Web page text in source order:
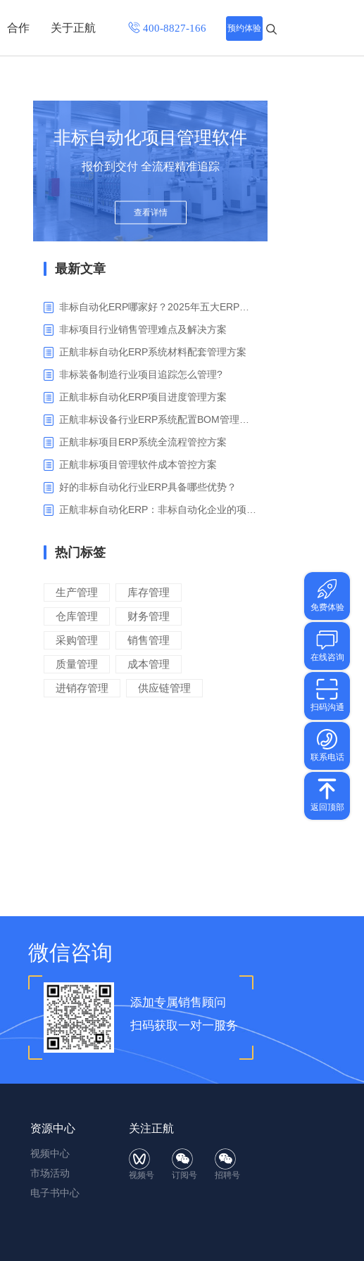
合作 关于正航
正航历程
正航文化
联系正航
网站导航
预约体验
非标自动化项目管理软件
报价到交付 全流程精准追踪
查看详情
最新文章
非标项目行业销售管理难点及解决方案
正航非标自动化ERP系统材料配套管理方案
非标装备制造行业项目追踪怎么管理?
正航非标自动化ERP项目进度管理方案
正航非标项目ERP系统全流程管控方案
正航非标项目管理软件成本管控方案
好的非标自动化行业ERP具备哪些优势？
热门标签
生产管理
库存管理
仓库管理
财务管理
采购管理
销售管理
质量管理
成本管理
进销存管理
供应链管理
微信咨询
添加专属销售顾问
扫码获取一对一服务
资源中心
视频中心
市场活动
电子书中心
关注正航
视频号 订阅号 招聘号